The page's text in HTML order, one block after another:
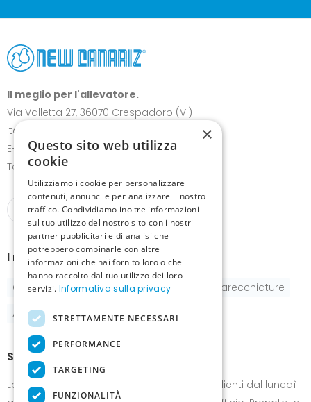
Il meglio per l'allevatore.
Via Valletta 27, 36070 Crespadoro (VI)
Italia
E-mail:info@canariz.it
Telefono+39 345 837 8123
I nostri prodotti
Gabbie Pastoncini e integratori
Apparecchiature
Accessori
Show-room
Lo show-room è a disposizione dei nostri clienti dal lunedì
×
Questo sito web utilizza
cookie
Utilizziamo i cookie per personalizzare
contenuti, annunci e per analizzare il nostro
traffico. Condividiamo inoltre informazioni
sul tuo utilizzo del nostro sito con i nostri
partner pubblicitari e di analisi che
potrebbero combinarle con altre
informazioni che hai fornito loro o che
hanno raccolto dal tuo utilizzo dei loro
servizi. Informativa sulla privacy
STRETTAMENTE NECESSARI
PERFORMANCE
TARGETING
FUNZIONALITÀ